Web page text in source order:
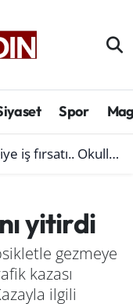
Spor
personel alınacak
yitirdi
gezmeye
kazası
ilgili
Fikstür